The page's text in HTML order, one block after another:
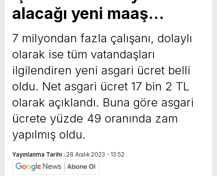
yeni özellikler belli oldu
alacağı yeni maaş…
7 milyondan fazla çalışanı, dolaylı
olarak ise tüm vatandaşları
ilgilendiren yeni asgari ücret belli
oldu. Net asgari ücret 17 bin 2 TL
olarak açıklandı. Buna göre asgari
ücrete yüzde 49 oranında zam
yapılmış oldu.
Yayınlanma Tarihi : 28 Aralık 2023 - 13:52